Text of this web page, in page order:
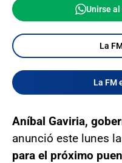
Unirse al
La
La FM
Aníbal Gaviria,
anunció este lunes
para el próximo